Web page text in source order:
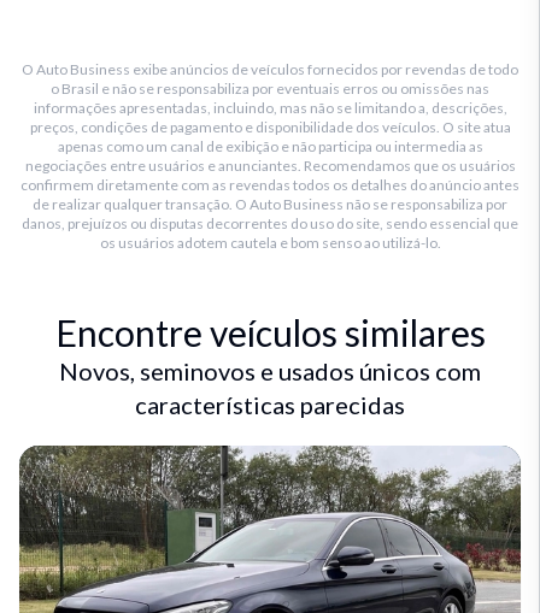
O Auto Business exibe anúncios de veículos fornecidos por revendas de todo
o Brasil e não se responsabiliza por eventuais erros ou omissões nas
informações apresentadas, incluindo, mas não se limitando a, descrições,
preços, condições de pagamento e disponibilidade dos veículos. O site atua
apenas como um canal de exibição e não participa ou intermedia as
negociações entre usuários e anunciantes. Recomendamos que os usuários
confirmem diretamente com as revendas todos os detalhes do anúncio antes
de realizar qualquer transação. O Auto Business não se responsabiliza por
danos, prejuízos ou disputas decorrentes do uso do site, sendo essencial que
os usuários adotem cautela e bom senso ao utilizá-lo.
Encontre veículos similares
Novos, seminovos e usados únicos com
características parecidas